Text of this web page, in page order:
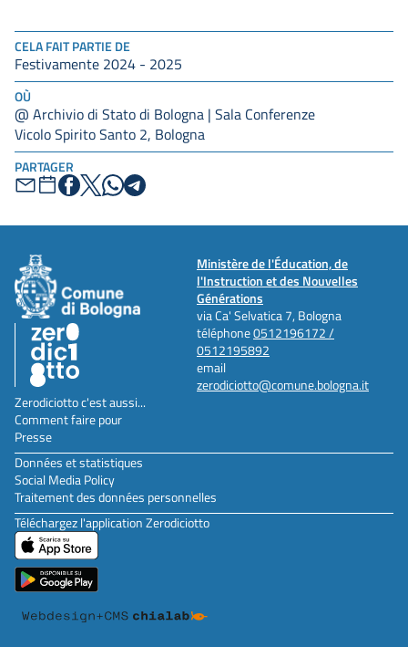
CELA FAIT PARTIE DE
Festivamente 2024 - 2025
OÙ
@ Archivio di Stato di Bologna | Sala Conferenze
Vicolo Spirito Santo 2, Bologna
PARTAGER
Ministère de l'Éducation, de
l'Instruction et des Nouvelles
Générations
via Ca' Selvatica 7, Bologna
téléphone0512196172 /
0512195892
email
zerodiciotto@comune.bologna.it
Zerodiciotto c'est aussi...
Comment faire pour
Presse
Données et statistiques
Social Media Policy
Traitement des données personnelles
Téléchargez l'application Zerodiciotto